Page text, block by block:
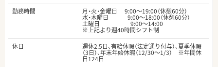
勤務時間
月・火・金曜日 9:00～19:00（休憩60分）
水・木曜日 9:00～18:00（休憩60分）
土曜日 9:00～14:00
※上記より週40時間シフト制
休日
週休2.5日、有給休暇（法定通り付与）、夏季休暇
（3日）、年末年始休暇（12/30～1/3） ※年間休
日124日